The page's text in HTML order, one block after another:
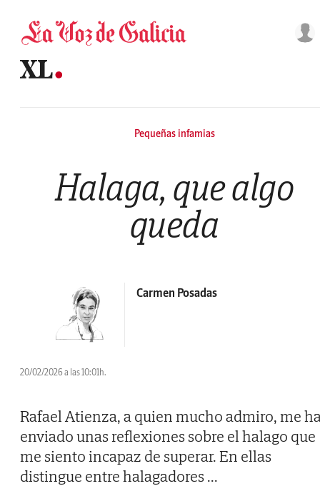
Pequeñas infamias
Halaga, que algo
queda
Carmen Posadas
20/02/2026 a las 10:01h.
Rafael Atienza, a quien mucho admiro, me
enviado unas reflexiones sobre el halago que
me siento incapaz de superar. En ellas
distingue entre halagadores...